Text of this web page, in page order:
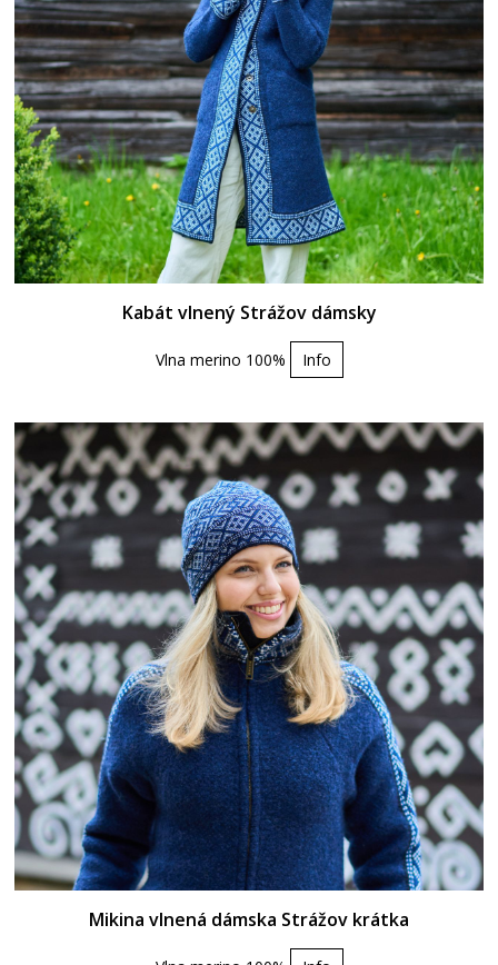
Kabát vlnený Strážov dámsky
Vlna merino 100% Info
Mikina vlnená dámska Strážov krátka